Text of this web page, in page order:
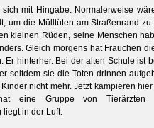
mit Hingabe. Normalerweise
um die Mülltüten am Straßenrand
kleinen Rüden, seine Menschen
Gleich morgens hat Frauchen
hinterher. Bei der alten Schule ist
seitdem sie die Toten drinnen
nicht mehr. Jetzt kampieren
eine Gruppe von Tierärzten
liegt in der Luft.